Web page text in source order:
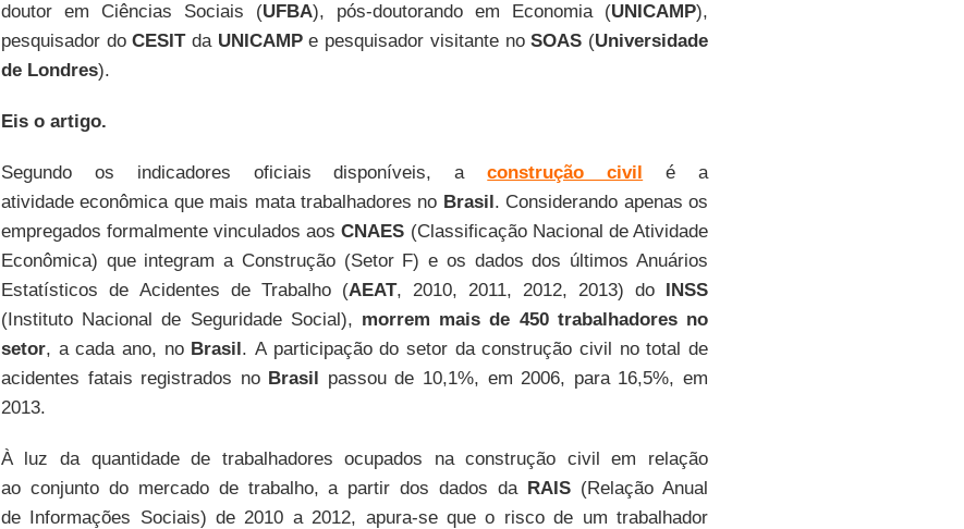
doutor em Ciências Sociais (UFBA), pós-doutorando em Economia (UNICAMP),
pesquisador doCESITda UNICAMPe pesquisador visitante noSOAS (Universidade
de Londres).
Eis o artigo.
Segundo os indicadores oficiais disponíveis, aconstrução civil é a
atividade econômica que mais mata trabalhadores no Brasil. Considerando apenas os
empregados formalmente vinculados aosCNAES (Classificação Nacional de Atividade
Econômica) que integram a Construção (Setor F) e os dados dos últimos Anuários
Estatísticos de Acidentes de Trabalho (AEAT, 2010, 2011, 2012, 2013) do INSS
(Instituto Nacional de Seguridade Social), morrem mais de 450 trabalhadores no
setor, a cada ano, no Brasil. A participação do setor da construção civil no total de
acidentes fatais registrados no Brasil passou de 10,1%, em 2006, para 16,5%, em
2013.
À luz da quantidade de trabalhadores ocupados na construção civil em relação
ao conjunto do mercado de trabalho, a partir dos dados da RAIS (Relação Anual
de Informações Sociais) de 2010 a 2012, apura-se que o risco de um trabalhador